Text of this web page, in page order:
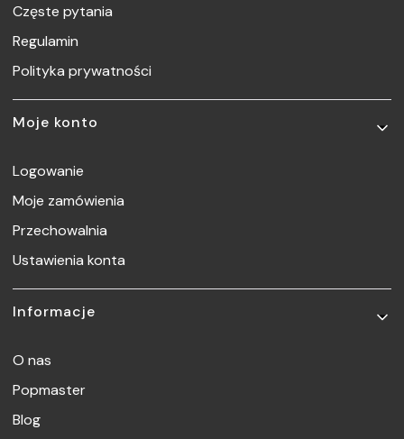
Częste pytania
Regulamin
Polityka prywatności
Moje konto
Logowanie
Moje zamówienia
Przechowalnia
Ustawienia konta
Informacje
O nas
Popmaster
Blog